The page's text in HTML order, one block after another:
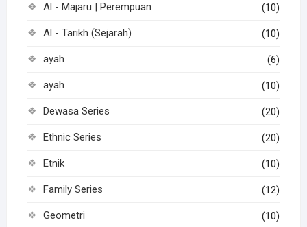
Al - Majaru | Perempuan (10)
Al - Tarikh (Sejarah) (10)
ayah (6)
ayah (10)
Dewasa Series (20)
Ethnic Series (20)
Etnik (10)
Family Series (12)
Geometri (10)